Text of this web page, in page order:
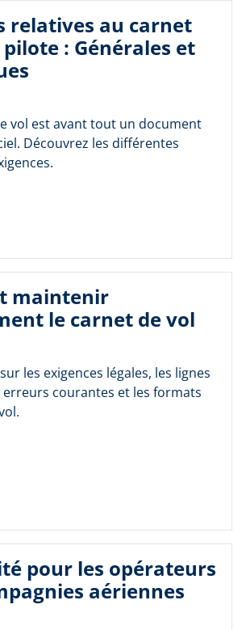
relatives au carnet
: Générales et
vol est avant tout un document
Découvrez les différentes
maintenir
le carnet de vol
les exigences légales, les lignes
courantes et les formats
pour les opérateurs
aériennes